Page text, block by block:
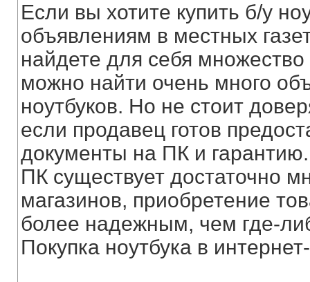
Если вы хотите купить б/у
объявлениям в местных
найдете для себя
можно найти очень много
ноутбуков. Но не стоит
если продавец готов
документы на ПК и
ПК существует достаточно
магазинов, приобретение
более надежным, чем где-
Покупка ноутбука в